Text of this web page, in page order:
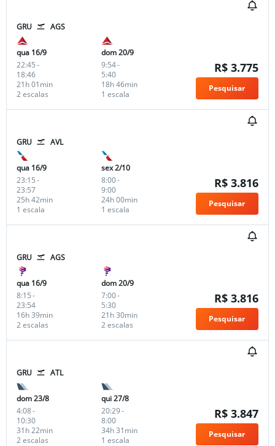
GRU AGS
qua 16/9
22:45-
18:46
2 escalas
21h 01min
dom 20/9
9:54-
5:40
1 escala
18h 46min
R$ 3.775
Pesquisar
GRU AVL
qua 16/9
23:15-
23:57
1 escala
25h 42min
sex 2/10
8:00-
9:00
1 escala
24h 00min
R$ 3.816
Pesquisar
GRU AGS
qua 16/9
8:15-
23:54
2 escalas
16h 39min
dom 20/9
7:00-
5:30
2 escalas
21h 30min
R$ 3.816
Pesquisar
GRU ATL
dom 23/8
4:08-
10:30
2 escalas
31h 22min
qui 27/8
20:29-
8:00
1 escala
34h 31min
R$ 3.847
Pesquisar